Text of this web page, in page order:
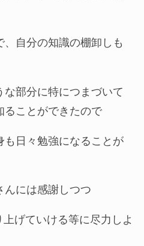
自分の知識の棚卸しも
部分に特につまづいて
ることができたので
も日々勉強になることが
んには感謝しつつ
げていける等に尽力しよ